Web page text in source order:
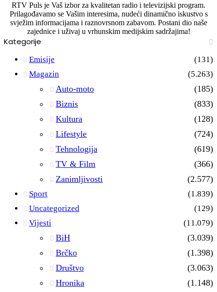
RTV Puls je Vaš izbor za kvalitetan radio i televizijski program.
Prilagođavamo se Vašim interesima, nudeći dinamično iskustvo s
svježim informacijama i raznovrsnom zabavom. Postani dio naše
zajednice i uživaj u vrhunskim medijskim sadržajima!
Kategorije
Emisije
(131)
Magazin
(5.263)
Auto-moto
(185)
Biznis
(833)
Kultura
(128)
Lifestyle
(724)
Tehnologija
(619)
TV & Film
(366)
Zanimljivosti
(2.577)
Sport
(1.839)
Uncategorized
(129)
Vijesti
(11.079)
BiH
(3.039)
Brčko
(1.398)
Društvo
(3.063)
Hronika
(1.148)